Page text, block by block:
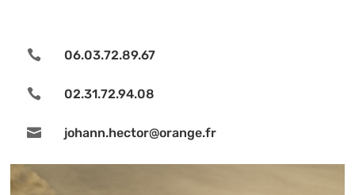
 06.03.72.89.67
 02.31.72.94.08
 johann.hector@orange.fr